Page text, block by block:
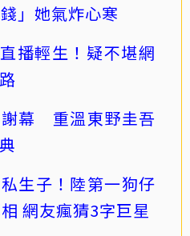
錢」她氣炸心寒
播輕生！疑不堪網
幕 重溫東野圭吾
生子！陸第一狗仔
網友瘋猜3字巨星